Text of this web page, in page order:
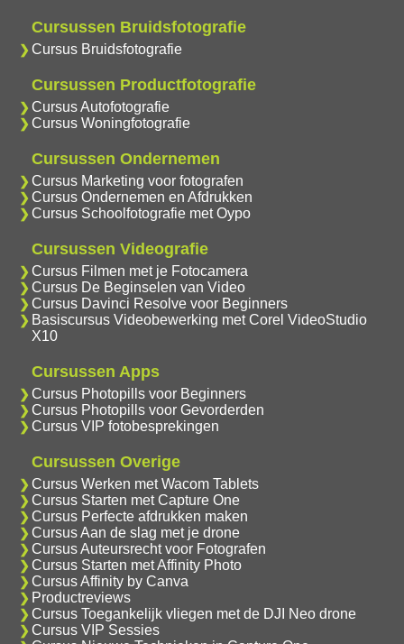
Cursussen Bruidsfotografie
Cursus Bruidsfotografie
Cursussen Productfotografie
Cursus Autofotografie
Cursus Woningfotografie
Cursussen Ondernemen
Cursus Marketing voor fotografen
Cursus Ondernemen en Afdrukken
Cursus Schoolfotografie met Oypo
Cursussen Videografie
Cursus Filmen met je Fotocamera
Cursus De Beginselen van Video
Cursus Davinci Resolve voor Beginners
Basiscursus Videobewerking met Corel VideoStudio
X10
Cursussen Apps
Cursus Photopills voor Beginners
Cursus Photopills voor Gevorderden
Cursus VIP fotobesprekingen
Cursussen Overige
Cursus Werken met Wacom Tablets
Cursus Starten met Capture One
Cursus Perfecte afdrukken maken
Cursus Aan de slag met je drone
Cursus Auteursrecht voor Fotografen
Cursus Starten met Affinity Photo
Cursus Affinity by Canva
Productreviews
Cursus Toegankelijk vliegen met de DJI Neo drone
Cursus VIP Sessies